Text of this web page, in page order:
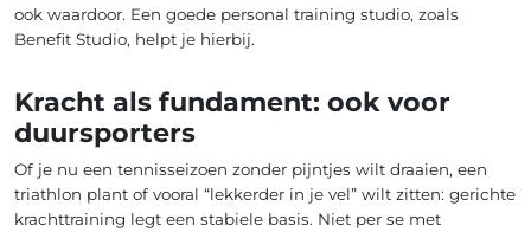
ook waardoor. Een goede personal training studio, zoals
Benefit Studio, helpt je hierbij.
Kracht als fundament: ook voor
duursporters
Of je nu een tennisseizoen zonder pijntjes wilt draaien, een
triathlon plant of vooral “lekkerder in je vel” wilt zitten: gerichte
krachttraining legt een stabiele basis. Niet per se met